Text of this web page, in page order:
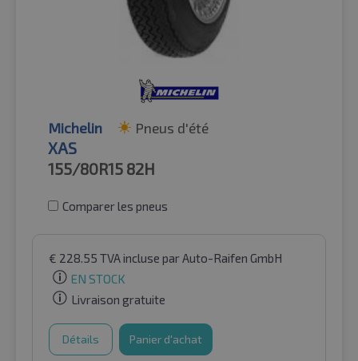
Michelin Pneus d'été
XAS
155/80R15 82H
Comparer les pneus
€ 228.55 TVA incluse par Auto-Raifen GmbH
EN STOCK
Livraison gratuite
Détails Panier d'achat